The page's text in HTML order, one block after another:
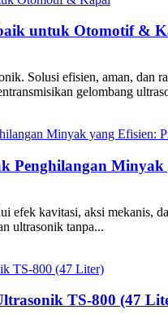
untuk Otomotif &
Solusi efisien, aman, dan
gelombang
Penghilangan
efek kavitasi, aksi mekanis,
ultrasonik tanpa...
TS-800 (47